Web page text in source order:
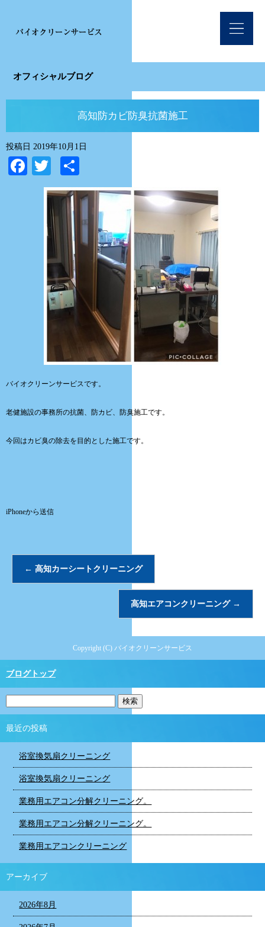
オフィシャルブログ
高知防カビ防臭抗菌施工
投稿日 2019年10月1日
Facebook
Twitter
有
バイオクリーンサービスです。
老健施設の事務所の抗菌、防カビ、防臭施工です。
今回はカビ臭の除去を目的とした施工です。
iPhoneから送信
← 高知カーシートクリーニング
高知エアコンクリーニング →
Copyright (C) バイオクリーンサービス
ブログトップ
最近の投稿
浴室換気扇クリーニング
浴室換気扇クリーニング
業務用エアコン分解クリーニング。
業務用エアコン分解クリーニング。
業務用エアコンクリーニング
アーカイブ
2026年8月